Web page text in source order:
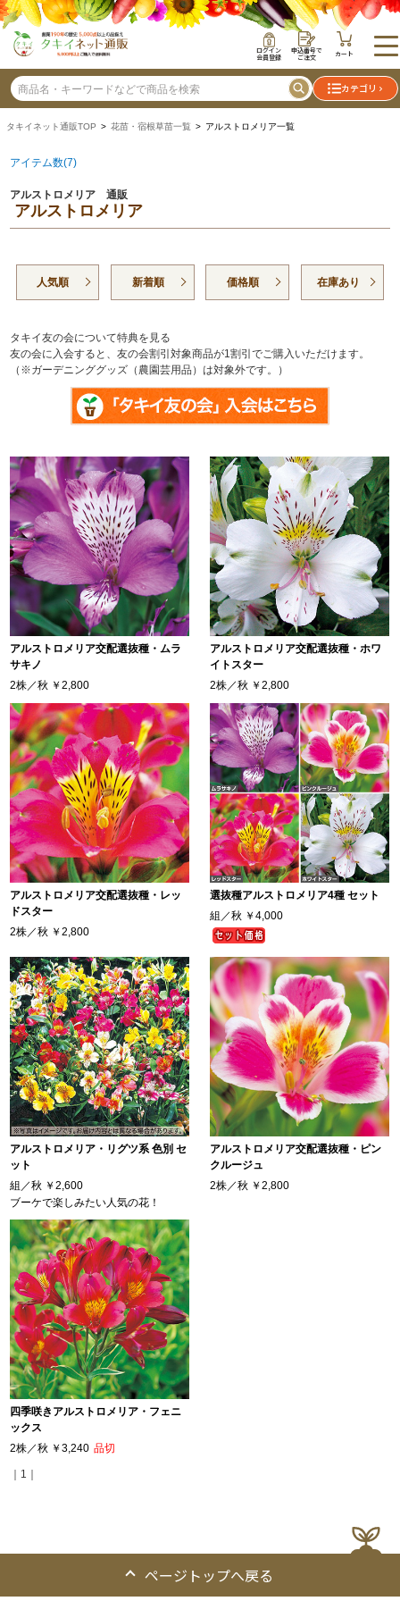
ログイン
会員登録
申込番号で
ご注文 カート
カテゴリ
タキイネット通販TOP > 花苗・宿根草苗一覧 > アルストロメリア一覧
アイテム数(7)
アルストロメリア 通販
アルストロメリア
人気順 新着順 価格順 在庫あり
タキイ友の会について特典を見る
友の会に入会すると、友の会割引対象商品が1割引でご購入いただけます。
（※ガーデニンググッズ（農園芸用品）は対象外です。）
アルストロメリア交配選抜種・ムラ
サキノ
2株／秋 ￥2,800
アルストロメリア交配選抜種・ホワ
イトスター
2株／秋 ￥2,800
アルストロメリア交配選抜種・レッ
ドスター
2株／秋 ￥2,800
選抜種アルストロメリア4種 セット
組／秋 ￥4,000
アルストロメリア・リグツ系 色別 セ
ット
組／秋 ￥2,600
ブーケで楽しみたい人気の花！
アルストロメリア交配選抜種・ピン
クルージュ
2株／秋 ￥2,800
四季咲きアルストロメリア・フェニ
ックス
2株／秋 ￥3,240 品切
｜1｜
ページトップへ戻る